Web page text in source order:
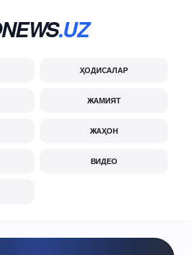
.UZ
ҲОДИСАЛАР
ЖАМИЯТ
ЖАҲОН
ВИДЕО